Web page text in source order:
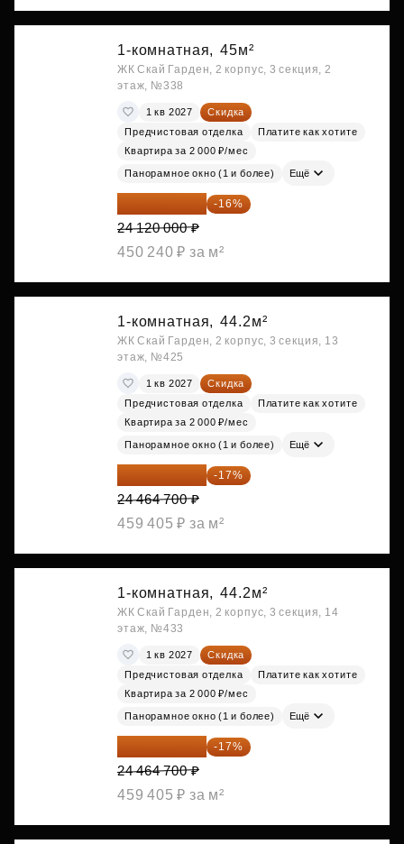
1-комнатная, 45м²
ЖК Скай Гарден, 2 корпус, 3 секция, 2
этаж, №338
1 кв 2027
Скидка
Предчистовая отделка
Платите как хотите
Квартира за 2 000 ₽/мес
Панорамное окно (1 и более) Ещё
20 260 800 ₽ -16%
24 120 000 ₽
450 240 ₽ за м²
1-комнатная, 44.2м²
ЖК Скай Гарден, 2 корпус, 3 секция, 13
этаж, №425
1 кв 2027
Скидка
Предчистовая отделка
Платите как хотите
Квартира за 2 000 ₽/мес
Панорамное окно (1 и более) Ещё
20 305 701 ₽ -17%
24 464 700 ₽
459 405 ₽ за м²
1-комнатная, 44.2м²
ЖК Скай Гарден, 2 корпус, 3 секция, 14
этаж, №433
1 кв 2027
Скидка
Предчистовая отделка
Платите как хотите
Квартира за 2 000 ₽/мес
Панорамное окно (1 и более) Ещё
20 305 701 ₽ -17%
24 464 700 ₽
459 405 ₽ за м²